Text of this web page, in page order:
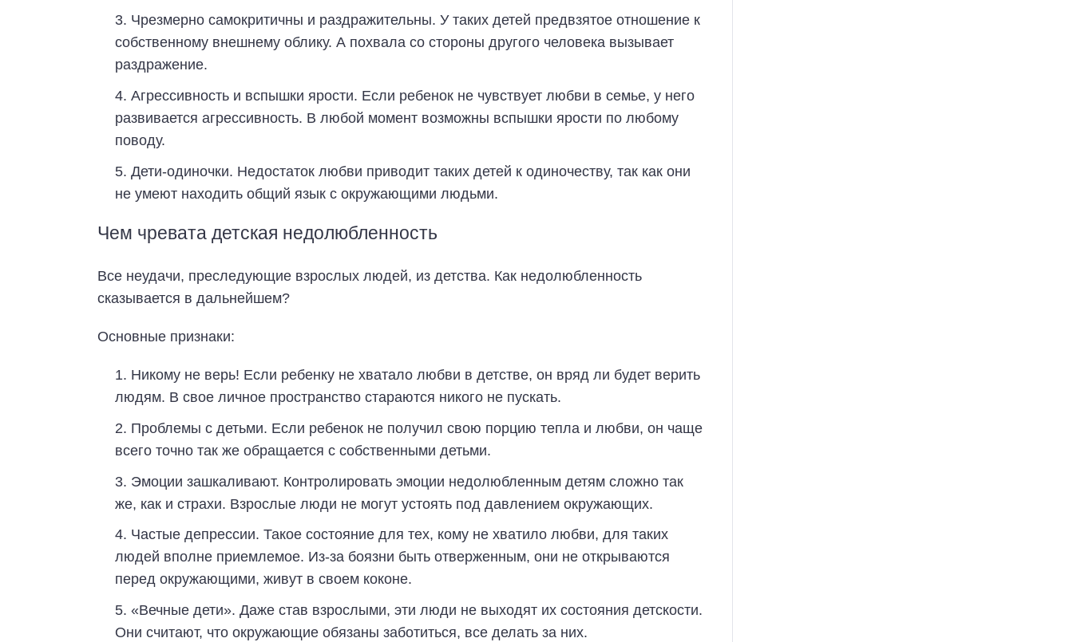
Чрезмерно самокритичны и раздражительны. У таких детей предвзятое отношение к
собственному внешнему облику. А похвала со стороны другого человека вызывает
раздражение.
Агрессивность и вспышки ярости. Если ребенок не чувствует любви в семье, у него
развивается агрессивность. В любой момент возможны вспышки ярости по любому
поводу.
Дети-одиночки. Недостаток любви приводит таких детей к одиночеству, так как они
не умеют находить общий язык с окружающими людьми.
Чем чревата детская недолюбленность
Все неудачи, преследующие взрослых людей, из детства. Как недолюбленность
сказывается в дальнейшем?
Основные признаки:
Никому не верь! Если ребенку не хватало любви в детстве, он вряд ли будет верить
людям. В свое личное пространство стараются никого не пускать.
Проблемы с детьми. Если ребенок не получил свою порцию тепла и любви, он чаще
всего точно так же обращается с собственными детьми.
Эмоции зашкаливают. Контролировать эмоции недолюбленным детям сложно так
же, как и страхи. Взрослые люди не могут устоять под давлением окружающих.
Частые депрессии. Такое состояние для тех, кому не хватило любви, для таких
людей вполне приемлемое. Из-за боязни быть отверженным, они не открываются
перед окружающими, живут в своем коконе.
«Вечные дети». Даже став взрослыми, эти люди не выходят их состояния детскости.
Они считают, что окружающие обязаны заботиться, все делать за них.